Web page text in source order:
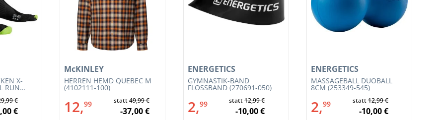
X-
RUN
€
€
HERREN HEMD QUEBEC M
(4102111-100)
McKINLEY
12,99 statt49,99 €
-37,00 €
GYMNASTIK-BAND
FLOSSBAND (270691-050)
ENERGETICS
2,99 statt12,99 €
-10,00 €
MASSAGEBALL DUOBALL
8CM (253349-545)
ENERGETICS
2,99 statt12,99 €
-10,00 €